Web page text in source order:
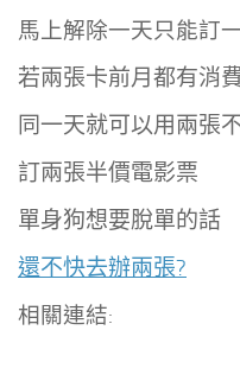
馬上解除一天只能訂
若兩張卡前月都有消
同一天就可以用兩張
訂兩張半價電影票
單身狗想要脫單的話
還不快去辦兩張?
相關連結: